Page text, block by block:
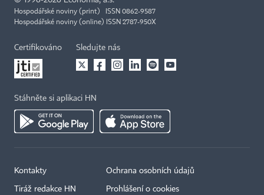
Hospodářské noviny (print) ISSN 0862-9587
Hospodářské noviny (online) ISSN 2787-950X
Certifikováno Sledujte nás
Stáhněte si aplikaci HN
Kontakty
Tiráž redakce HN
Ochrana osobních údajů
Prohlášení o cookies